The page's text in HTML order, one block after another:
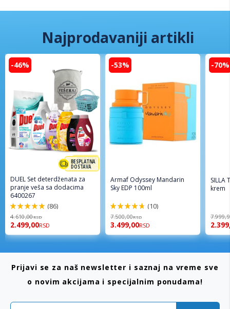
Najprodavaniji artikli
-46%
BESPLATNA
DOSTAVA
DUEL Set deterdženata za
pranje veša sa dodacima
6400267
98%
(86)
4.610,00RSD
2.499,00RSD
-53%
Armaf Odyssey Mandarin
Sky EDP 100ml
94%
(10)
7.500,00RSD
3.499,00RSD
-70%
SILLA
krem
Prijavi se za naš newsletter i saznaj na vreme sve
o novim akcijama i specijalnim ponudama!